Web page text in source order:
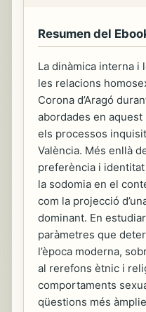
Resumen del
La dinàmica interna i
les relacions
Corona d’Aragó
abordades en
els processos
València. Més enllà
preferència i identitat
la sodomia en el
com la projecció
dominant. En
paràmetres que
l’època moderna,
al rerefons ètnic i
comportaments
qüestions més